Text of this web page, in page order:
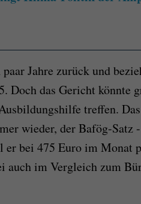
Jahre zurück und
Doch das Gericht könnte
treffen.
wieder, der Bafög-Satz
er bei 475 Euro im Monat
auch im Vergleich zum